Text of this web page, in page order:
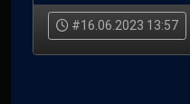
#16.06.2023 13:57